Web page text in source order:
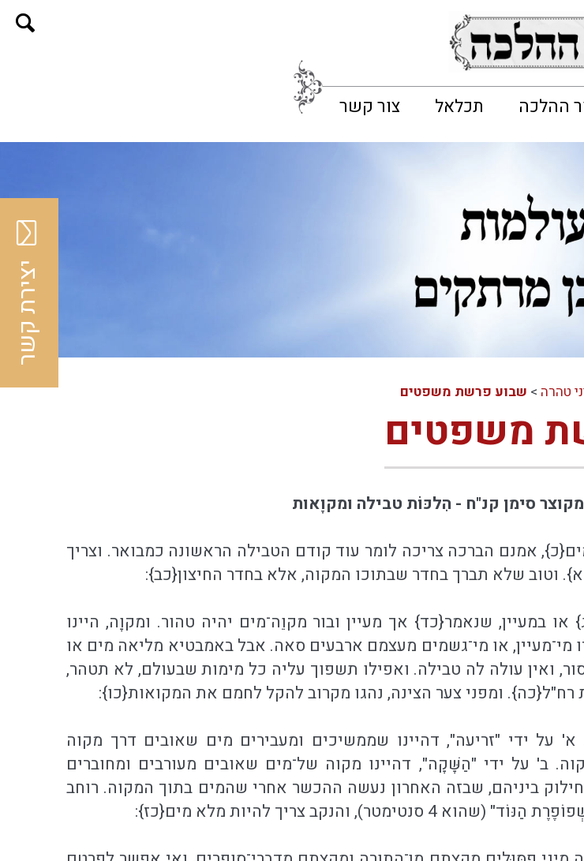
ההלכה תכלאל צור קשר
טהרה > שבוע פרשת משפטים
משפטים
סימן קנ"ח - הִלכּוֹת טבילה ומקוָאות
אמנם הברכה צריכה לומר עוד קודם הטבילה הראשונה כמבואר. וצריך
וטוב שלא תברך בחדר שבתוכו המקוה, אלא בחדר החיצון{כב}:
במעיין, שנאמר{כד} אך מעיין ובור מקוֵה־מים יהיה טהור. ומקוָה, היינו
מי־מעיין, או מי־גשמים מעצמם ארבעים סאה. אבל באמבטיא מליאה מים או
ואין עולה לה טבילה. ואפילו תשפוך עליה כל מימות שבעולם, לא תטהר,
ומפני צער הצינה, נהגו מקרוב להקל לחמם את המקואות{כו}:
א' על ידי "זריעה", דהיינו שממשיכים ומעבירים מים שאובים דרך מקוה
ב' על ידי "הַשָּׁקָה", דהיינו מקוה של־מים שאובים מעורבים ומחוברים
ביניהם, שבזה האחרון נעשה ההכשר אחרי שהמים בתוך המקוה. רוחב
והנקב צריך להיות מלא מים{כז}:
יצירת קשר